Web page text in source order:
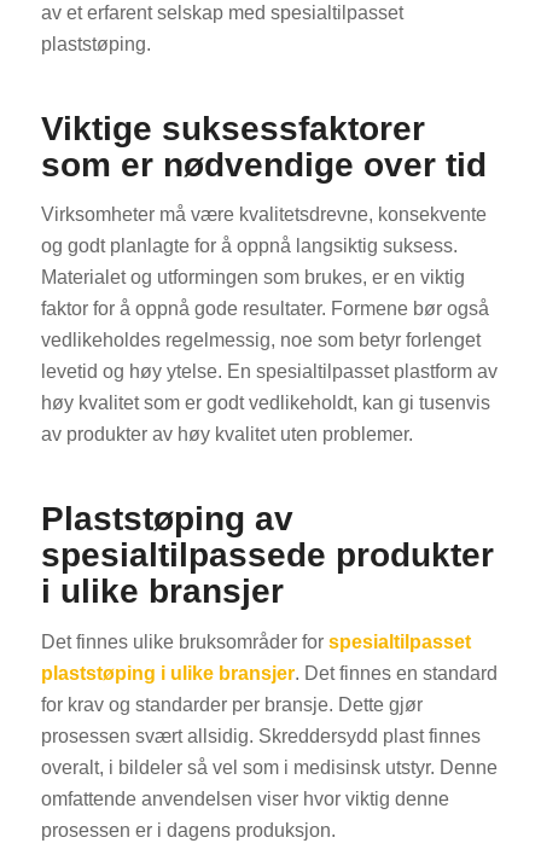
av et erfarent selskap med spesialtilpasset
plaststøping.
Viktige suksessfaktorer
som er nødvendige over tid
Virksomheter må være kvalitetsdrevne, konsekvente
og godt planlagte for å oppnå langsiktig suksess.
Materialet og utformingen som brukes, er en viktig
faktor for å oppnå gode resultater. Formene bør også
vedlikeholdes regelmessig, noe som betyr forlenget
levetid og høy ytelse. En spesialtilpasset plastform av
høy kvalitet som er godt vedlikeholdt, kan gi tusenvis
av produkter av høy kvalitet uten problemer.
Plaststøping av
spesialtilpassede produkter
i ulike bransjer
Det finnes ulike bruksområder for spesialtilpasset
plaststøping i ulike bransjer. Det finnes en standard
for krav og standarder per bransje. Dette gjør
prosessen svært allsidig. Skreddersydd plast finnes
overalt, i bildeler så vel som i medisinsk utstyr. Denne
omfattende anvendelsen viser hvor viktig denne
prosessen er i dagens produksjon.